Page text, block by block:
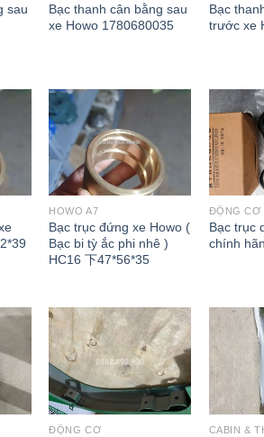
sau
Bạc thanh cân bằng sau
xe Howo 1780680035
Bạc
trước xe
HOWO A7
Bạc trục đứng xe Howo (
Bạc bi tỳ ắc phi nhê )
HC16 下47*56*35
ĐỘNG CƠ
Bạc trục
chính
ĐỘNG CƠ CABIN &